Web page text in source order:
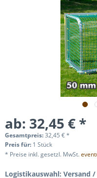
ab: 32,45 € *
Gesamtpreis:32,45 €*
Preis für: 1 Stück
* Preise inkl. gesetzl. MwSt.
Logistikauswahl: Versand